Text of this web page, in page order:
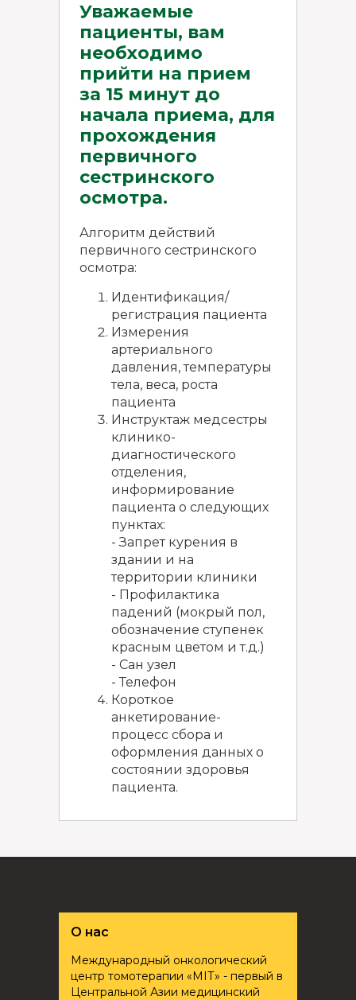
Уважаемые
пациенты, вам
необходимо
прийти на прием
за 15 минут до
начала приема, для
прохождения
первичного
сестринского
осмотра.
Алгоритм действий
первичного сестринского
осмотра:
Идентификация/
регистрация пациента
Измерения
артериального
давления, температуры
тела, веса, роста
пациента
Инструктаж медсестры
клинико-
диагностического
отделения,
информирование
пациента о следующих
пунктах:
- Запрет курения в
здании и на
территории клиники
- Профилактика
падений (мокрый пол,
обозначение ступенек
красным цветом и т.д.)
- Сан узел
- Телефон
Короткое
анкетирование-
процесс сбора и
оформления данных о
состоянии здоровья
пациента.
О нас
Международный онкологический
центр томотерапии «ҮМІТ» - первый в
Центральной Азии медицинский